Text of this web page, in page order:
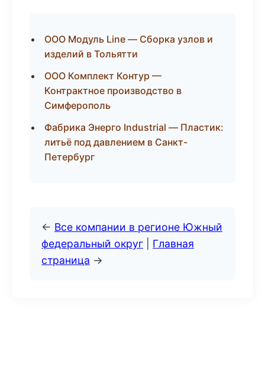
ООО Модуль Line — Сборка узлов и
изделий в Тольятти
ООО Комплект Контур —
Контрактное производство в
Симферополь
Фабрика Энерго Industrial — Пластик:
литьё под давлением в Санкт-
Петербург
← Все компании в регионе Южный
федеральный округ
Главная
страница →